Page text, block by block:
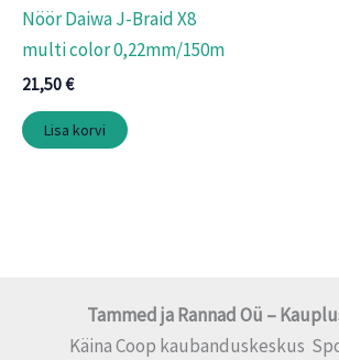
Nöör Daiwa J-Braid X8
multi color 0,22mm/150m
21,50€
Lisa korvi
Tammed ja Rannad Oü –
Käina Coop kaubanduskeskus